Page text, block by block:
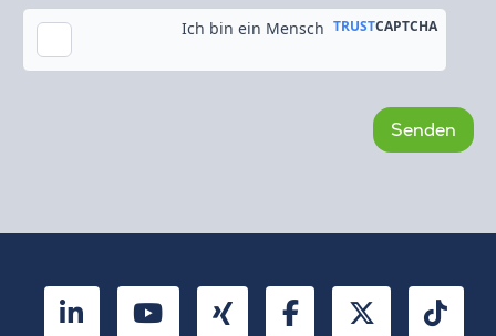
Kopie an meine E-Mail-Adresse senden
LinkedInYouTubeXing FacebookTwitter